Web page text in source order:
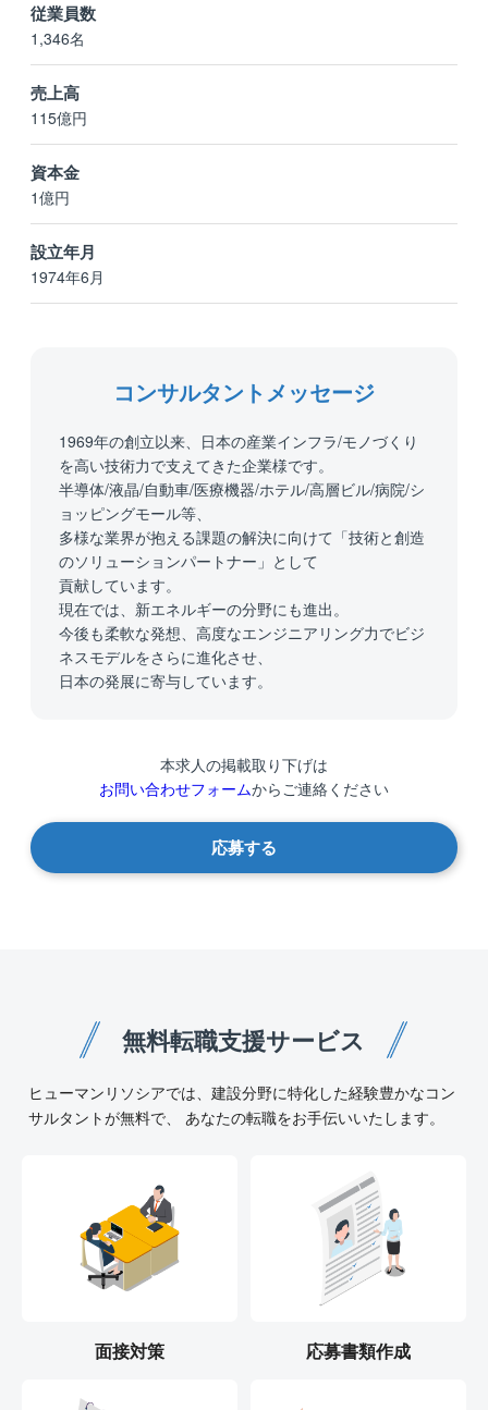
設立年月
1974年6月
資本金
1億円
売上高
115億円
従業員数
1,346名
コンサルタントメッセージ
1969年の創立以来、日本の産業インフラ/モノづくり
を高い技術力で支えてきた企業様です。
半導体/液晶/自動車/医療機器/ホテル/高層ビル/病院/シ
ョッピングモール等、
多様な業界が抱える課題の解決に向けて「技術と創造
のソリューションパートナー」として
貢献しています。
現在では、新エネルギーの分野にも進出。
今後も柔軟な発想、高度なエンジニアリング力でビジ
ネスモデルをさらに進化させ、
日本の発展に寄与しています。
本求人の掲載取り下げは
お問い合わせフォームからご連絡ください
応募する
無料転職支援サービス
ヒューマンリソシアでは、建設分野に特化した経験豊かなコン
サルタントが無料で、 あなたの転職をお手伝いいたします。
面接対策 応募書類作成